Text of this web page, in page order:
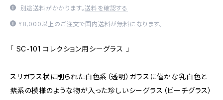
別途送料がかかります。送料を確認する
¥8,000以上のご注文で国内送料が無料になります。
「 SC-101 コレクション用シーグラス 」
スリガラス状に削られた白色系（透明）ガラスに僅かな乳白色と
紫系の模様のような物が入った珍しいシーグラス（ビーチグラス）